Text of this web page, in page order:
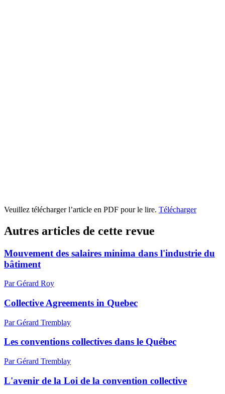
Veuillez télécharger l’article en PDF pour le lire. Télécharger
Autres articles de cette revue
Mouvement des salaires minima dans l'industrie du
bâtiment
Par Gérard Roy
Collective Agreements in Quebec
Par Gérard Tremblay
Les conventions collectives dans le Québec
Par Gérard Tremblay
L'avenir de la Loi de la convention collective